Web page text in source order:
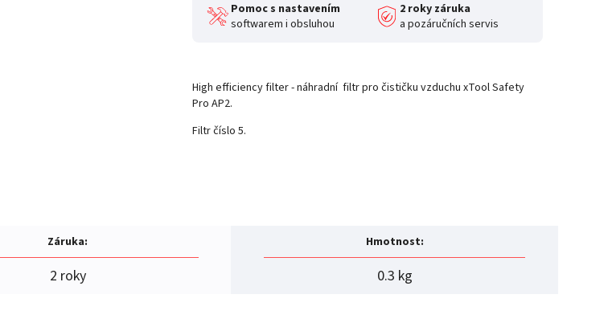
Pomoc s nastavením
softwarem i obsluhou
2 roky záruka
a pozáručních servis
High efficiency filter - náhradní filtr pro čističku vzduchu xTool Safety
Pro AP2.
Filtr číslo 5.
Záruka:
2 roky
Hmotnost:
0.3 kg